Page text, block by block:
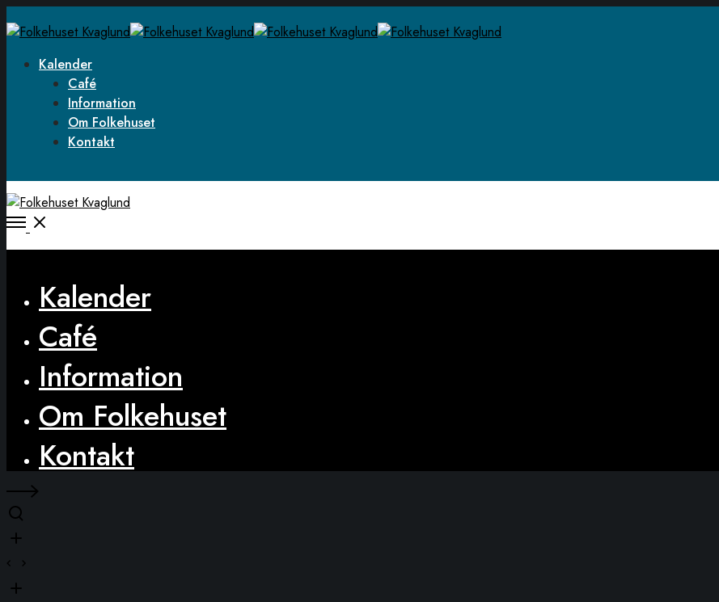
Kalender
Café
Information
Om Folkehuset
Kontakt
Open
Kalender
Café
Information
Om Folkehuset
Kontakt